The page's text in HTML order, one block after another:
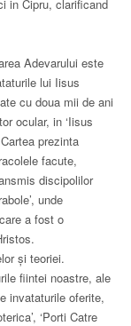
in Cipru, clarificand
Adevarului este
lui Iisus
cu doua mii de ani
ocular, in ‘Iisus
prezinta
facute,
discipolilor
unde
a fost o
şi teoriei.
fiintei noastre, ale
invataturile oferite,
‘Porti Catre